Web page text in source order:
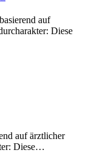
auf
Diese
auf ärztlicher
Diese…